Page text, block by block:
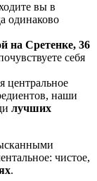
вы в
одинаково
на Сретенке, 36
себя
центральное
наши
лучших
чистое,
.